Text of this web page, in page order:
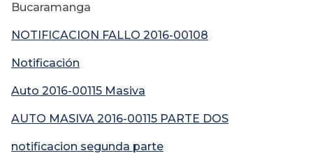
Bucaramanga
NOTIFICACION FALLO 2016-00108
Notificación
Auto 2016-00115 Masiva
AUTO MASIVA 2016-00115 PARTE DOS
notificacion segunda parte